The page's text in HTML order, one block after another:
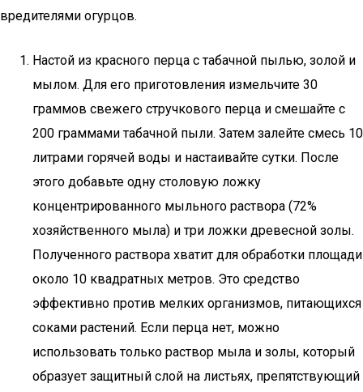
вредителями огурцов.
Настой из красного перца с табачной пылью, золой и
мылом. Для его приготовления измельчите 30
граммов свежего стручкового перца и смешайте с
200 граммами табачной пыли. Затем залейте смесь 10
литрами горячей воды и настаивайте сутки. После
этого добавьте одну столовую ложку
концентрированного мыльного раствора (72%
хозяйственного мыла) и три ложки древесной золы.
Полученного раствора хватит для обработки площади
около 10 квадратных метров. Это средство
эффективно против мелких организмов, питающихся
соками растений. Если перца нет, можно
использовать только раствор мыла и золы, который
образует защитный слой на листьях, препятствующий